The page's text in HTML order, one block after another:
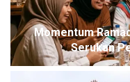
Momentum
Serukan